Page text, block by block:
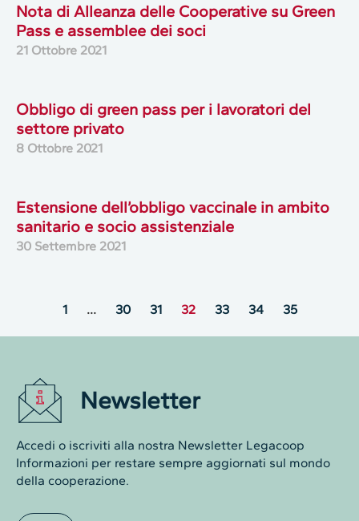
Nota di Alleanza delle Cooperative su Green
Pass e assemblee dei soci
21 Ottobre 2021
Obbligo di green pass per i lavoratori del
settore privato
8 Ottobre 2021
Estensione dell’obbligo vaccinale in ambito
sanitario e socio assistenziale
30 Settembre 2021
1 … 30 31 32 33 34 35
Newsletter
Accedi o iscriviti alla nostra Newsletter Legacoop
Informazioni per restare sempre aggiornati sul mondo
della cooperazione.